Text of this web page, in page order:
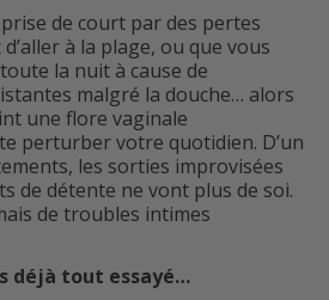
de court par des pertes
à la plage, ou que vous
la nuit à cause de
malgré la douche… alors
une flore vaginale
perturber votre quotidien. D’un
les sorties improvisées
de détente ne vont plus de soi.
de troubles intimes
déjà tout essayé…